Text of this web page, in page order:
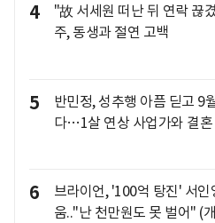
4
"故 서세원 떠난 뒤 연락 끊
주, 동생과 절연 고백
5
반민정, 성추행 아픔 딛고 9
다…1살 연상 사업가와 결혼
6
브라이언, '100억 탕진' 서인
움.."난 천만원도 못 벌어" (